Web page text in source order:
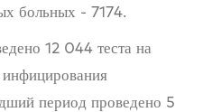
больных - 7174.
12 044 теста на
период проведено 5